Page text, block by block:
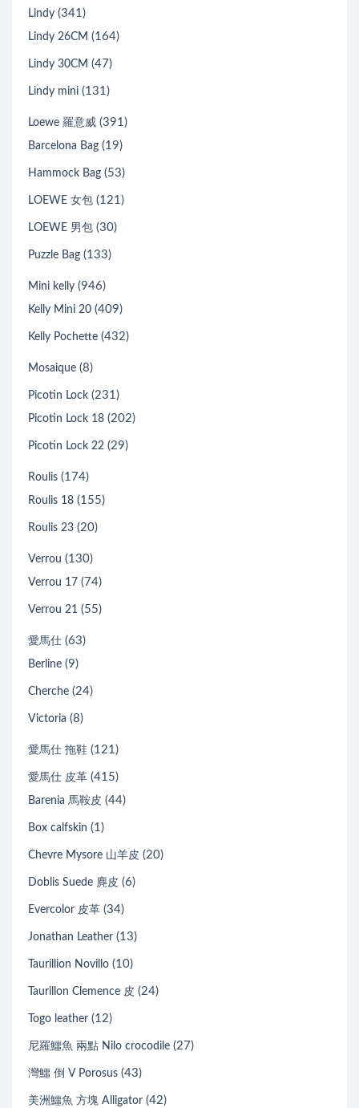
Lindy (341)
Lindy 26CM (164)
Lindy 30CM (47)
Lindy mini (131)
Loewe 羅意威 (391)
Barcelona Bag (19)
Hammock Bag (53)
LOEWE 女包 (121)
LOEWE 男包 (30)
Puzzle Bag (133)
Mini kelly (946)
Kelly Mini 20 (409)
Kelly Pochette (432)
Mosaique (8)
Picotin Lock (231)
Picotin Lock 18 (202)
Picotin Lock 22 (29)
Roulis (174)
Roulis 18 (155)
Roulis 23 (20)
Verrou (130)
Verrou 17 (74)
Verrou 21 (55)
愛馬仕 (63)
Berline (9)
Cherche (24)
Victoria (8)
愛馬仕 拖鞋 (121)
愛馬仕 皮革 (415)
Barenia 馬鞍皮 (44)
Box calfskin (1)
Chevre Mysore 山羊皮 (20)
Doblis Suede 麂皮 (6)
Evercolor 皮革 (34)
Jonathan Leather (13)
Taurillion Novillo (10)
Taurillon Clemence 皮 (24)
Togo leather (12)
尼羅鱷魚 兩點 Nilo crocodile (27)
灣鱷 倒 V Porosus (43)
美洲鱷魚 方塊 Alligator (42)